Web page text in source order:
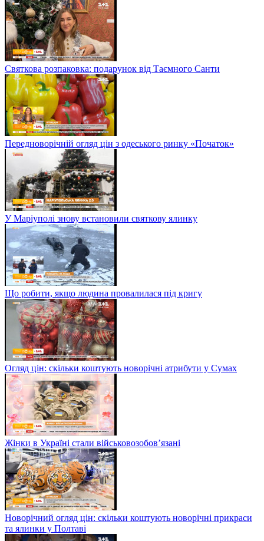
Святкова розпаковка: подарунок від Таємного Санти
Передноворічній огляд цін з одеського ринку «Початок»
У Маріуполі знову встановили святкову ялинку
Що робити, якщо людина провалилася під кригу
Огляд цін: скільки коштують новорічні атрибути у Сумах
Жінки в Україні стали військовозобов’язані
Новорічний огляд цін: скільки коштують новорічні прикраси
та ялинки у Полтаві